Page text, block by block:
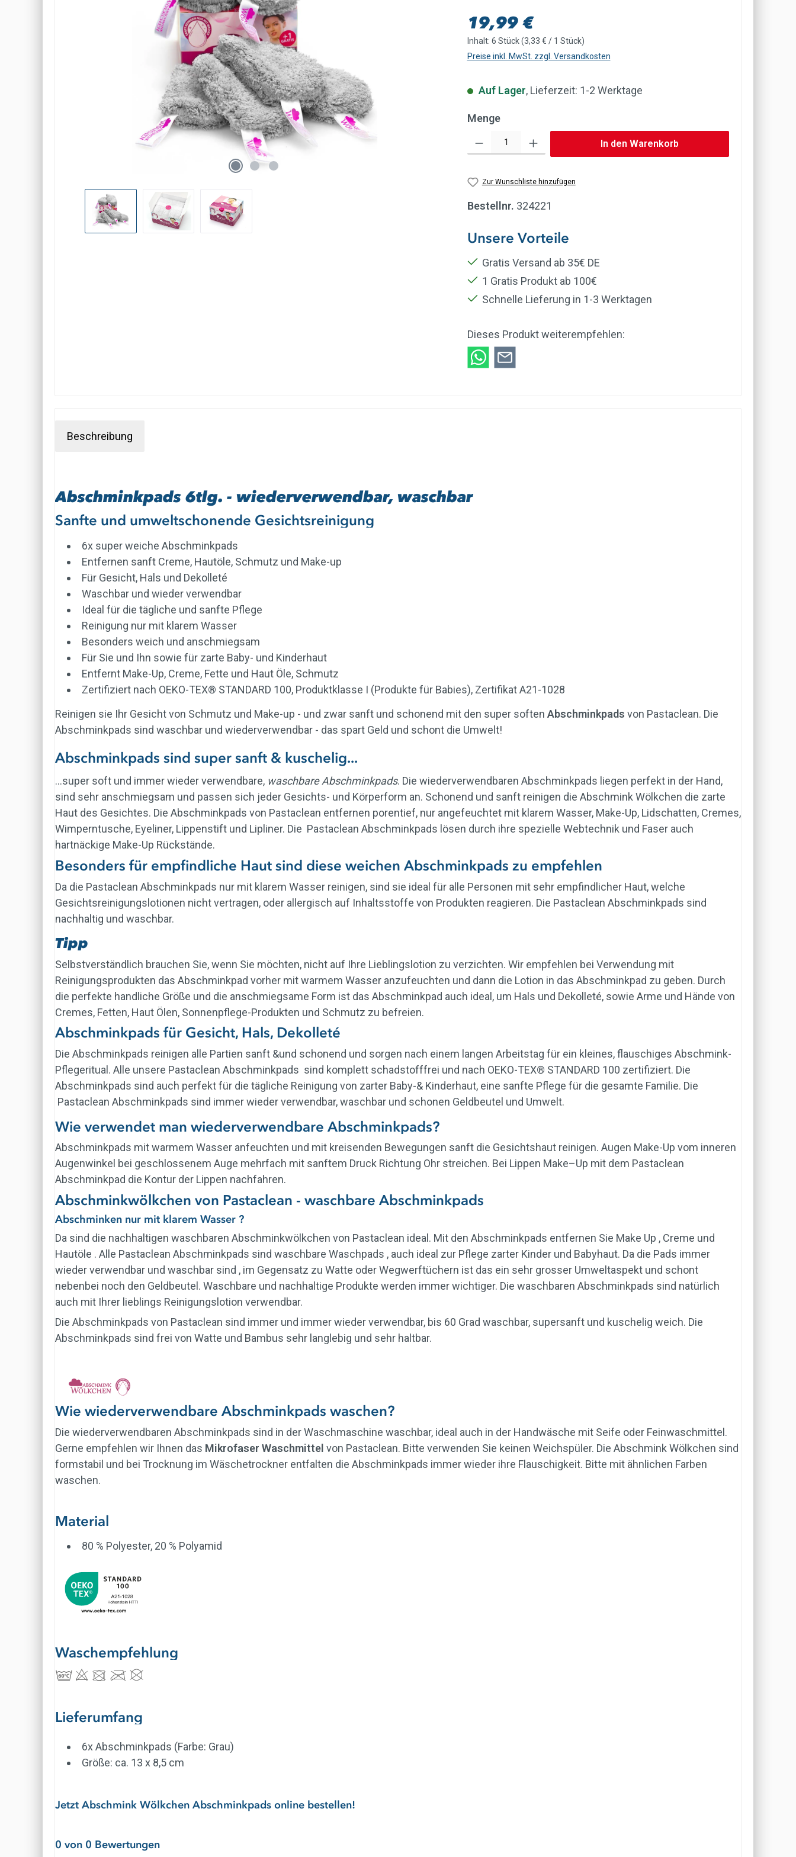
Regulärer Preis:
19,99 €
Inhalt: 6 Stück(3,33 € / 1 Stück)
Preise inkl. MwSt. zzgl. Versandkosten
Auf Lager, Lieferzeit: 1-2 Werktage
Menge
In den Warenkorb
Zur Wunschliste hinzufügen
Bestellnr. 324221
Unsere Vorteile
Gratis Versand ab 35€ DE
1 Gratis Produkt ab 100€
Schnelle Lieferung in 1-3 Werktagen
Dieses Produkt weiterempfehlen:
Beschreibung
Abschminkpads 6tlg. - wiederverwendbar, waschbar
Sanfte und umweltschonende Gesichtsreinigung
6x super weiche Abschminkpads
Entfernen sanft Creme, Hautöle, Schmutz und Make-up
Für Gesicht, Hals und Dekolleté
Waschbar und wieder verwendbar
Ideal für die tägliche und sanfte Pflege
Reinigung nur mit klarem Wasser
Besonders weich und anschmiegsam
Für Sie und Ihn sowie für zarte Baby- und Kinderhaut
Entfernt Make-Up, Creme, Fette und Haut Öle, Schmutz
Zertifiziert nach OEKO-TEX® STANDARD 100, Produktklasse I (Produkte für Babies), Zertifikat A21-1028
Reinigen sie Ihr Gesicht von Schmutz und Make-up - und zwar sanft und schonend mit den super soften Abschminkpads von Pastaclean. Die
Abschminkpads sind waschbar und wiederverwendbar - das spart Geld und schont die Umwelt!
Abschminkpads sind super sanft & kuschelig...
...super soft und immer wieder verwendbare, waschbare Abschminkpads. Die wiederverwendbaren Abschminkpads liegen perfekt in der Hand,
sind sehr anschmiegsam und passen sich jeder Gesichts- und Körperform an. Schonend und sanft reinigen die Abschmink Wölkchen die zarte
Haut des Gesichtes. Die Abschminkpads von Pastaclean entfernen porentief, nur angefeuchtet mit klarem Wasser, Make-Up, Lidschatten, Cremes,
Wimperntusche, Eyeliner, Lippenstift und Lipliner. Die Pastaclean Abschminkpads lösen durch ihre spezielle Webtechnik und Faser auch
hartnäckige Make-Up Rückstände.
Besonders für empfindliche Haut sind diese weichen Abschminkpads zu empfehlen
Da die Pastaclean Abschminkpads nur mit klarem Wasser reinigen, sind sie ideal für alle Personen mit sehr empfindlicher Haut, welche
Gesichtsreinigungslotionen nicht vertragen, oder allergisch auf Inhaltsstoffe von Produkten reagieren. Die Pastaclean Abschminkpads sind
nachhaltig und waschbar.
Tipp
Selbstverständlich brauchen Sie, wenn Sie möchten, nicht auf Ihre Lieblingslotion zu verzichten. Wir empfehlen bei Verwendung mit
Reinigungsprodukten das Abschminkpad vorher mit warmem Wasser anzufeuchten und dann die Lotion in das Abschminkpad zu geben. Durch
die perfekte handliche Größe und die anschmiegsame Form ist das Abschminkpad auch ideal, um Hals und Dekolleté, sowie Arme und Hände von
Cremes, Fetten, Haut Ölen, Sonnenpflege-Produkten und Schmutz zu befreien.
Abschminkpads für Gesicht, Hals, Dekolleté
Die Abschminkpads reinigen alle Partien sanft &und schonend und sorgen nach einem langen Arbeitstag für ein kleines, flauschiges Abschmink-
Pflegeritual. Alle unsere Pastaclean Abschminkpads sind komplett schadstofffrei und nach OEKO-TEX® STANDARD 100 zertifiziert. Die
Abschminkpads sind auch perfekt für die tägliche Reinigung von zarter Baby-& Kinderhaut, eine sanfte Pflege für die gesamte Familie. Die
Pastaclean Abschminkpads sind immer wieder verwendbar, waschbar und schonen Geldbeutel und Umwelt.
Wie verwendet man wiederverwendbare Abschminkpads?
Abschminkpads mit warmem Wasser anfeuchten und mit kreisenden Bewegungen sanft die Gesichtshaut reinigen. Augen Make-Up vom inneren
Augenwinkel bei geschlossenem Auge mehrfach mit sanftem Druck Richtung Ohr streichen. Bei Lippen Make–Up mit dem Pastaclean
Abschminkpad die Kontur der Lippen nachfahren.
Abschminkwölkchen von Pastaclean - waschbare Abschminkpads
Abschminken nur mit klarem Wasser ?
Da sind die nachhaltigen waschbaren Abschminkwölkchen von Pastaclean ideal. Mit den Abschminkpads entfernen Sie Make Up , Creme und
Hautöle . Alle Pastaclean Abschminkpads sind waschbare Waschpads , auch ideal zur Pflege zarter Kinder und Babyhaut. Da die Pads immer
wieder verwendbar und waschbar sind , im Gegensatz zu Watte oder Wegwerftüchern ist das ein sehr grosser Umweltaspekt und schont
nebenbei noch den Geldbeutel. Waschbare und nachhaltige Produkte werden immer wichtiger. Die waschbaren Abschminkpads sind natürlich
auch mit Ihrer lieblings Reinigungslotion verwendbar.
Die Abschminkpads von Pastaclean sind immer und immer wieder verwendbar, bis 60 Grad waschbar, supersanft und kuschelig weich. Die
Abschminkpads sind frei von Watte und Bambus sehr langlebig und sehr haltbar.
Wie wiederverwendbare Abschminkpads waschen?
Die wiederverwendbaren Abschminkpads sind in der Waschmaschine waschbar, ideal auch in der Handwäsche mit Seife oder Feinwaschmittel.
Gerne empfehlen wir Ihnen das Mikrofaser Waschmittel von Pastaclean. Bitte verwenden Sie keinen Weichspüler. Die Abschmink Wölkchen sind
formstabil und bei Trocknung im Wäschetrockner entfalten die Abschminkpads immer wieder ihre Flauschigkeit. Bitte mit ähnlichen Farben
waschen.
Material
80 % Polyester, 20 % Polyamid
Waschempfehlung
Lieferumfang
6x Abschminkpads (Farbe: Grau)
Größe: ca. 13 x 8,5 cm
Jetzt Abschmink Wölkchen Abschminkpads online bestellen!
0 von 0 Bewertungen